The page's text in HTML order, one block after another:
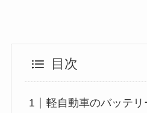
目次
軽自動車のバッテ